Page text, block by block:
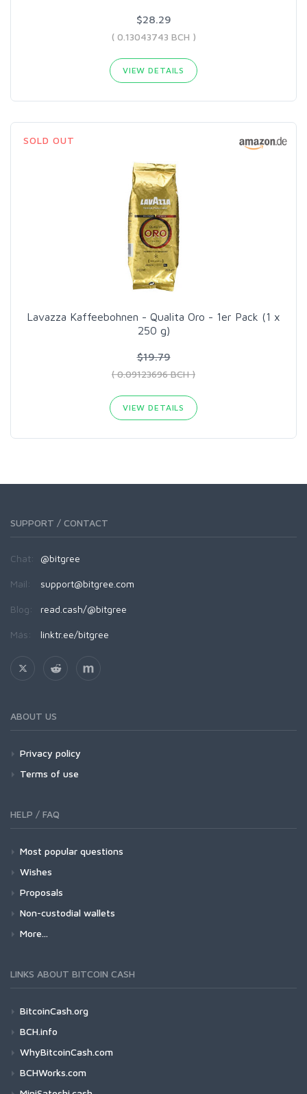
$28.29
( 0.13043743 BCH )
VIEW DETAILS
SOLD OUT
Lavazza Kaffeebohnen - Qualita Oro - 1er Pack (1 x
250 g)
$19.79
( 0.09123696 BCH )
VIEW DETAILS
SUPPORT / CONTACT
Chat: @bitgree
Mail: support@bitgree.com
Blog: read.cash/@bitgree
Más: linktr.ee/bitgree
ABOUT US
Privacy policy
Terms of use
HELP / FAQ
Most popular questions
Wishes
Proposals
Non-custodial wallets
More...
LINKS ABOUT BITCOIN CASH
BitcoinCash.org
BCH.info
WhyBitcoinCash.com
BCHWorks.com